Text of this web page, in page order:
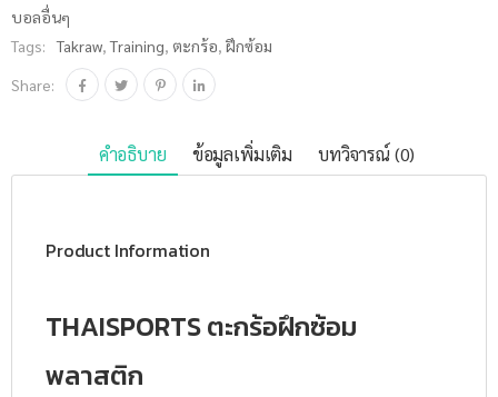
บอลอื่นๆ
Tags:
Takraw,Training, ตะกร้อ, ฝึกซ้อม
Share:
คำอธิบาย ข้อมูลเพิ่มเติม บทวิจารณ์ (0)
Product Information
THAISPORTS ตะกร้อฝึกซ้อม
พลาสติก